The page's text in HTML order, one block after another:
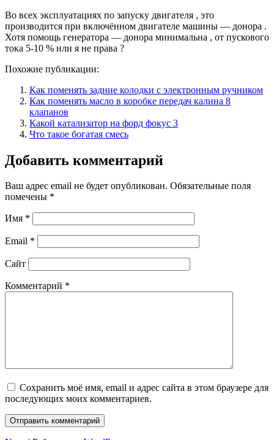
Во всех эксплуатациях по запуску двигателя , это
производится при включённом двигателе машины — донора .
Хотя помощь генератора — донора минимальна , от пускового
тока 5-10 % или я не права ?
Похожие публикации:
Как поменять задние колодки с электронным ручником
Как поменять масло в коробке передач калина 8
клапанов
Какой катализатор на форд фокус 3
Что такое богатая смесь
Добавить комментарий
Ваш адрес email не будет опубликован. Обязательные поля
помечены *
Имя *
Email *
Сайт
Комментарий *
Сохранить моё имя, email и адрес сайта в этом браузере для
последующих моих комментариев.